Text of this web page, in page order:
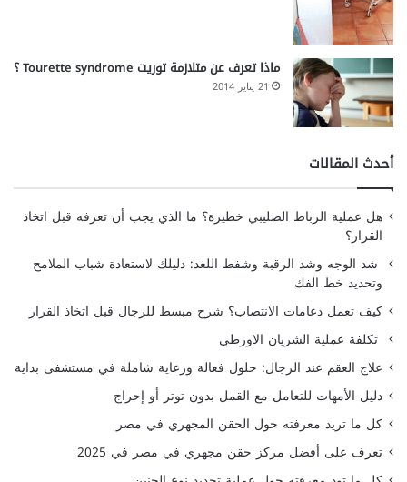
ماذا تعرف عن متلازمة توريت Tourette syndrome ؟
21 يناير 2014
أحدث المقالات
هل عملية الرباط الصليبي خطيرة؟ ما الذي يجب أن تعرفه قبل اتخاذ
القرار؟
شد الوجه وشد الرقبة وشفط اللغد: دليلك لاستعادة شباب الملامح
وتحديد خط الفك
كيف تعمل دعامات الانتصاب؟ شرح مبسط للرجال قبل اتخاذ القرار
تكلفة عملية الشريان الاورطي
علاج العقم عند الرجال: حلول فعالة ورعاية شاملة في مستشفى بداية
دليل الأمهات للتعامل مع القمل بدون توتر أو إحراج
كل ما تريد معرفته حول الحقن المجهري في مصر
تعرف على أفضل مركز حقن مجهري في مصر في 2025